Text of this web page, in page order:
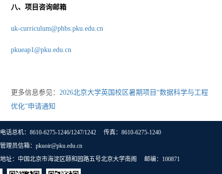
八、项目咨询邮箱
uk-curriculum@phbs.pku.edu.cn
pkueap1@pku.edu.cn
更多信息参见：2026北京大学英国校区暑期项目“数据科学与工程
优化”申请通知
电话总机：8610-6275-1246/1247/1242 传真：8610-6275-1240
管理员信箱：pkuoir@pku.edu.cn
地址：中国北京市海淀区颐和园路五号北京大学南阁 邮编：100871